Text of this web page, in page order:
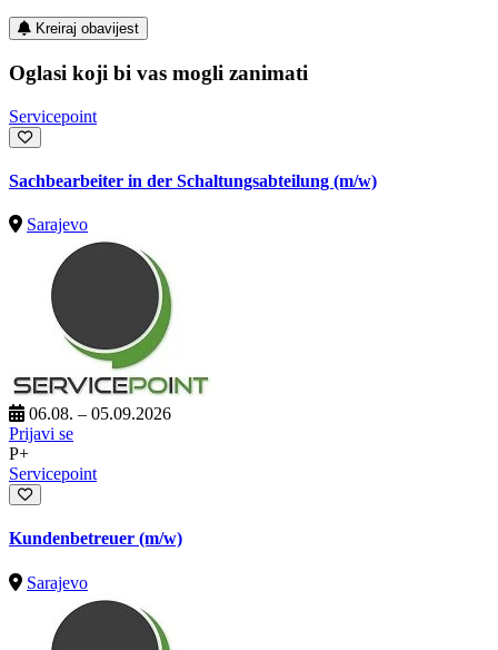
Kreiraj obavijest
Oglasi koji bi vas mogli zanimati
Servicepoint
Sachbearbeiter in der Schaltungsabteilung (m/w)
Sarajevo
06.08. – 05.09.2026
Prijavi se
P+
Servicepoint
Kundenbetreuer (m/w)
Sarajevo